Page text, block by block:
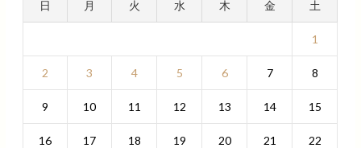
日 月 火 水 木 金 土
1
2 3 4 5 6 7 8
9 10 11 12 13 14 15
16 17 18 19 20 21 22